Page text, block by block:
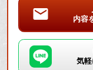
内容
気